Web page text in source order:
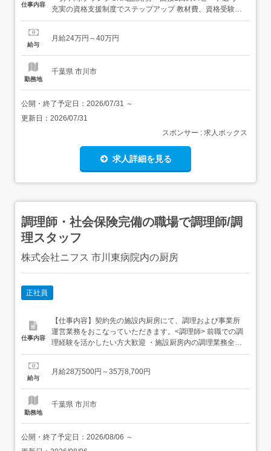
仕事内容
充実の資格支援制度でステップアップ 教材費、資格受験費
など、資格取得にかかった費用をキャッシュバックいたし
る制度が整っています。╭ 専属コーディネーターが手厚く
給与
月給24万円～40万円
勤務地
千葉県 市川市
公開・終了予定日： 2026/07/31 ～
更新日： 2026/07/31
スポンサー : 求人ボックス
求人詳細を見る
調理師・社会保険完備の職場で調理師/調
理スタッフ
株式会社ニフス 市川東病院内の厨房
正社員
仕事内容
【仕事内容】契約先の施設内厨房にて、調理および事業所
運営業務をおこなっていただきます。<調理師> 前職での調
理経験を活かしたい方大歓迎 ・施設厨房内の調理業務全般
(仕込み、調理、盛付け、洗浄など)・衛生管理や食材管
入り業務内容を把握するところからスタートしましょう。
給与
月給28万500円～35万8,700円
勤務地
千葉県 市川市
公開・終了予定日： 2026/08/06 ～